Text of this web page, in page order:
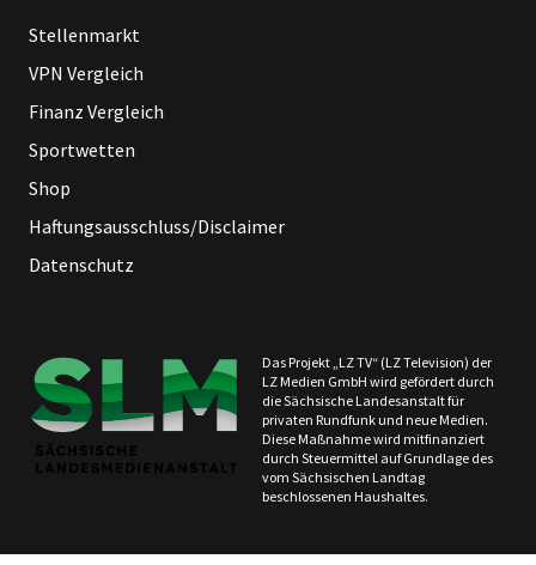
Stellenmarkt
VPN Vergleich
Finanz Vergleich
Sportwetten
Shop
Haftungsausschluss/Disclaimer
Datenschutz
Das Projekt „LZ TV“ (LZ Television) der
LZ Medien GmbH wird gefördert durch
die Sächsische Landesanstalt für
privaten Rundfunk und neue Medien.
Diese Maßnahme wird mitfinanziert
durch Steuermittel auf Grundlage des
vom Sächsischen Landtag
beschlossenen Haushaltes.